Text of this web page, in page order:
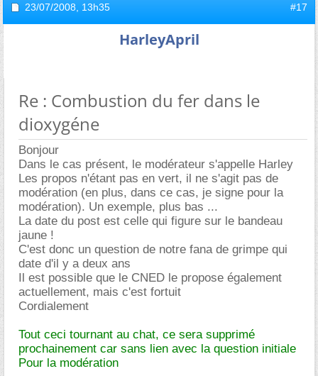
23/07/2008, 13h35 #17
HarleyApril
Re : Combustion du fer dans le
dioxygéne
Bonjour
Dans le cas présent, le modérateur s'appelle Harley
Les propos n'étant pas en vert, il ne s'agit pas de
modération (en plus, dans ce cas, je signe pour la
modération). Un exemple, plus bas ...
La date du post est celle qui figure sur le bandeau
jaune !
C'est donc un question de notre fana de grimpe qui
date d'il y a deux ans
Il est possible que le CNED le propose également
actuellement, mais c'est fortuit
Cordialement
Tout ceci tournant au chat, ce sera supprimé
prochainement car sans lien avec la question initiale
Pour la modération